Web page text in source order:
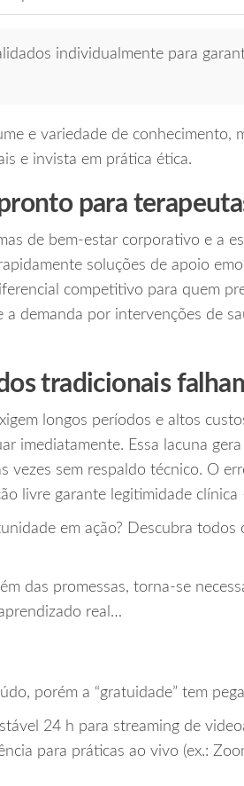
individualmente para
e variedade de conhecimento,
e invista em prática ética.
para
de bem‑estar corporativo e a
soluções de apoio
competitivo para quem
a demanda por intervenções de
tradicionais
longos períodos e altos
imediatamente. Essa lacuna
vezes sem respaldo técnico. O
livre garante legitimidade clínica
em ação? Descubra todos
das promessas, torna-se
real…
porém a “gratuidade” tem
24 h para streaming de
para práticas ao vivo (ex.: